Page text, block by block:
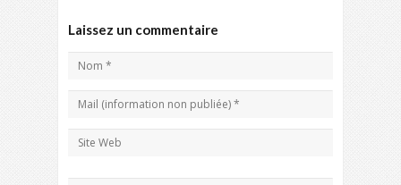
Laissez un commentaire